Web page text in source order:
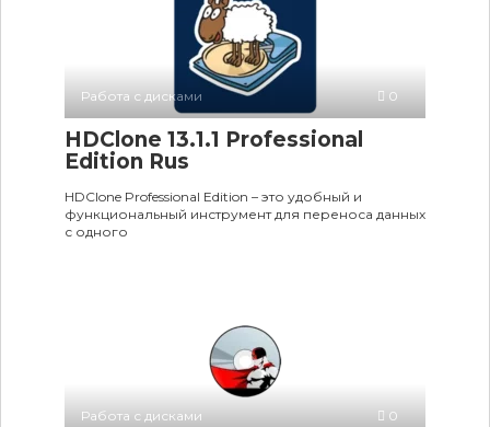
Работа с дисками 0
HDClone 13.1.1 Professional
Edition Rus
HDClone Professional Edition – это удобный и
функциональный инструмент для переноса данных
с одного
Работа с дисками 0